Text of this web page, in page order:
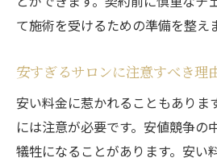
て施術を受けるための準備を整え
安すぎるサロンに注意すべき理
安い料金に惹かれることもありま
には注意が必要です。安値競争の
犠牲になることがあります。安い